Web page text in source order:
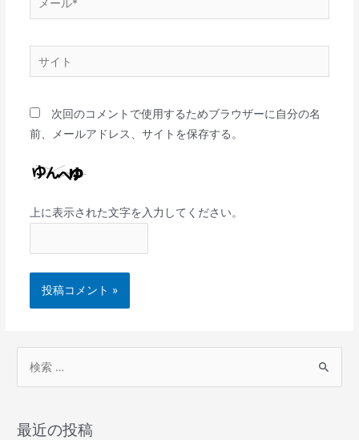
次回のコメントで使用するためブラウザーに自分の名
前、メールアドレス、サイトを保存する。
上に表示された文字を入力してください。
最近の投稿